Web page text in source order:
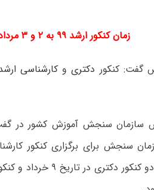
زمان کنکور ارشد ۹۹ به ۲ و ۳ مردادماه تغییر کرد.
گفت: کنکور دکتریو کارشناسی
سازمان سنجش آموزش کشور در گفت